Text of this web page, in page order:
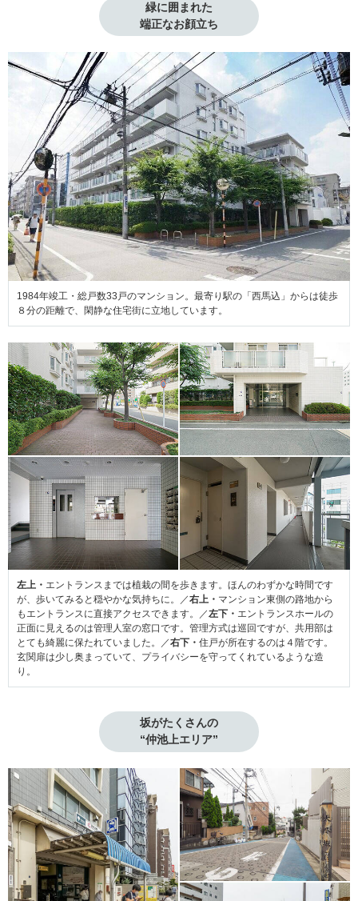
緑に囲まれた
端正なお顔立ち
1984年竣工・総戸数33戸のマンション。最寄り駅の「西馬込」からは徒歩
８分の距離で、閑静な住宅街に立地しています。
左上・ エントランスまでは植栽の間を歩きます。ほんのわずかな時間です
が、歩いてみると穏やかな気持ちに。／右上・ マンション東側の路地から
もエントランスに直接アクセスできます。／左下・ エントランスホールの
正面に見えるのは管理人室の窓口です。管理方式は巡回ですが、共用部は
とても綺麗に保たれていました。／右下・ 住戸が所在するのは４階です。
玄関扉は少し奥まっていて、プライバシーを守ってくれているような造
り。
坂がたくさんの
“仲池上エリア”